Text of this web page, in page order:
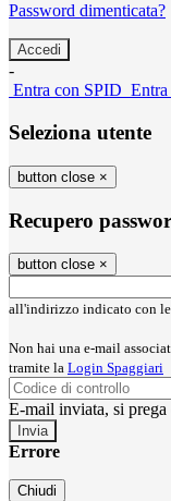
Password dimenticata?
-
Entra con SPID
Seleziona utente
button close ×
Recupero
button close ×
all'indirizzo indicato con
Non hai una e-mail
tramite la Login Spaggiari
E-mail inviata, si
Errore
Chiudi